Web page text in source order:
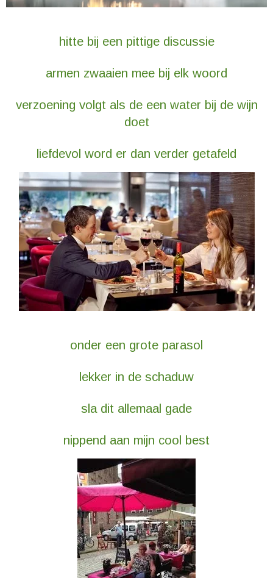
hitte bij een pittige discussie
armen zwaaien mee bij elk woord
verzoening volgt als de een water bij de wijn
doet
liefdevol word er dan verder getafeld
onder een grote parasol
lekker in de schaduw
sla dit allemaal gade
nippend aan mijn cool best